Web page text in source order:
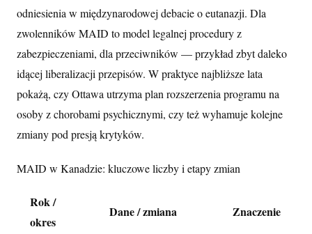
odniesienia w międzynarodowej debacie o eutanazji. Dla
zwolenników MAID to model legalnej procedury z
zabezpieczeniami, dla przeciwników — przykład zbyt daleko
idącej liberalizacji przepisów. W praktyce najbliższe lata
pokażą, czy Ottawa utrzyma plan rozszerzenia programu na
osoby z chorobami psychicznymi, czy też wyhamuje kolejne
zmiany pod presją krytyków.
MAID w Kanadzie: kluczowe liczby i etapy zmian
Rok /
okres
Dane / zmiana Znaczenie